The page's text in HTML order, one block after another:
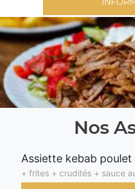
Nos
Assiette kebab poulet
+ frites + crudités + sauce